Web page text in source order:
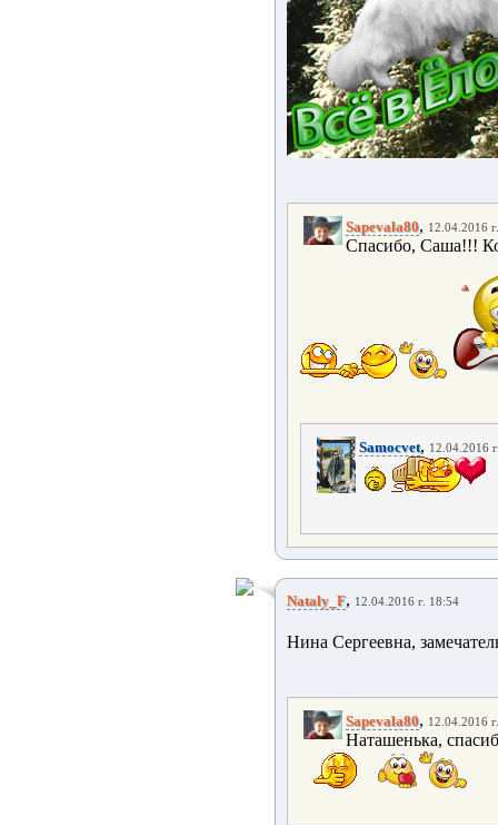
Sapevala80, 12.04.2016
Спасибо, Саша!!!
Samocvet, 12.04.2016
Nataly_F, 12.04.2016 г. 18:54
Нина Сергеевна,
Sapevala80, 12.04.2016
Наташенька,